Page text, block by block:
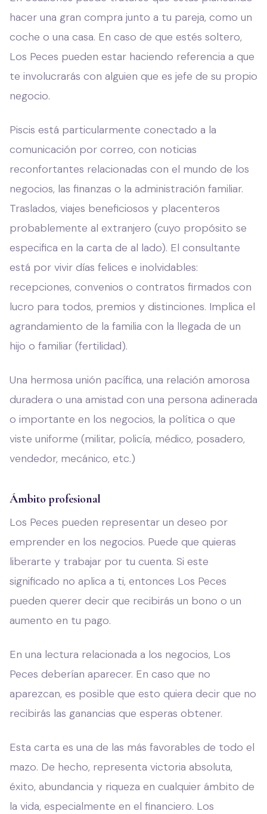
hacer una gran compra junto a tu pareja, como un
coche o una casa. En caso de que estés soltero,
Los Peces pueden estar haciendo referencia a que
te involucrarás con alguien que es jefe de su propio
negocio.
Piscis está particularmente conectado a la
comunicación por correo, con noticias
reconfortantes relacionadas con el mundo de los
negocios, las finanzas o la administración familiar.
Traslados, viajes beneficiosos y placenteros
probablemente al extranjero (cuyo propósito se
especifica en la carta de al lado). El consultante
está por vivir días felices e inolvidables:
recepciones, convenios o contratos firmados con
lucro para todos, premios y distinciones. Implica el
agrandamiento de la familia con la llegada de un
hijo o familiar (fertilidad).
Una hermosa unión pacífica, una relación amorosa
duradera o una amistad con una persona adinerada
o importante en los negocios, la política o que
viste uniforme (militar, policía, médico, posadero,
vendedor, mecánico, etc.)
Ámbito profesional
Los Peces pueden representar un deseo por
emprender en los negocios. Puede que quieras
liberarte y trabajar por tu cuenta. Si este
significado no aplica a ti, entonces Los Peces
pueden querer decir que recibirás un bono o un
aumento en tu pago.
En una lectura relacionada a los negocios, Los
Peces deberían aparecer. En caso que no
aparezcan, es posible que esto quiera decir que no
recibirás las ganancias que esperas obtener.
Esta carta es una de las más favorables de todo el
mazo. De hecho, representa victoria absoluta,
éxito, abundancia y riqueza en cualquier ámbito de
la vida, especialmente en el financiero. Los